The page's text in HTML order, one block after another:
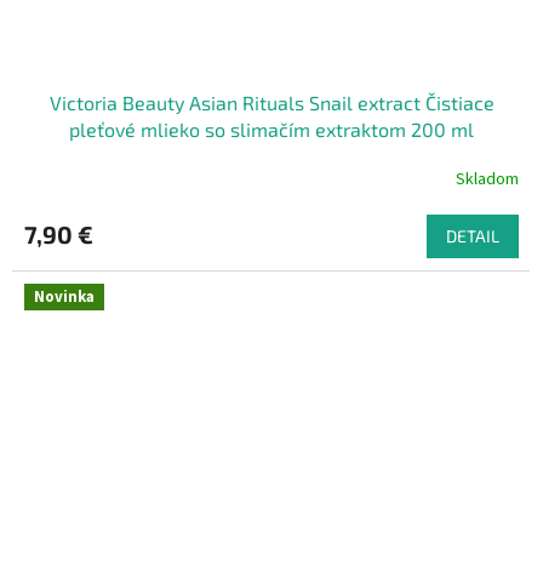
Victoria Beauty Asian Rituals Snail extract Čistiace
pleťové mlieko so slimačím extraktom 200 ml
Skladom
7,90 € DETAIL
Novinka